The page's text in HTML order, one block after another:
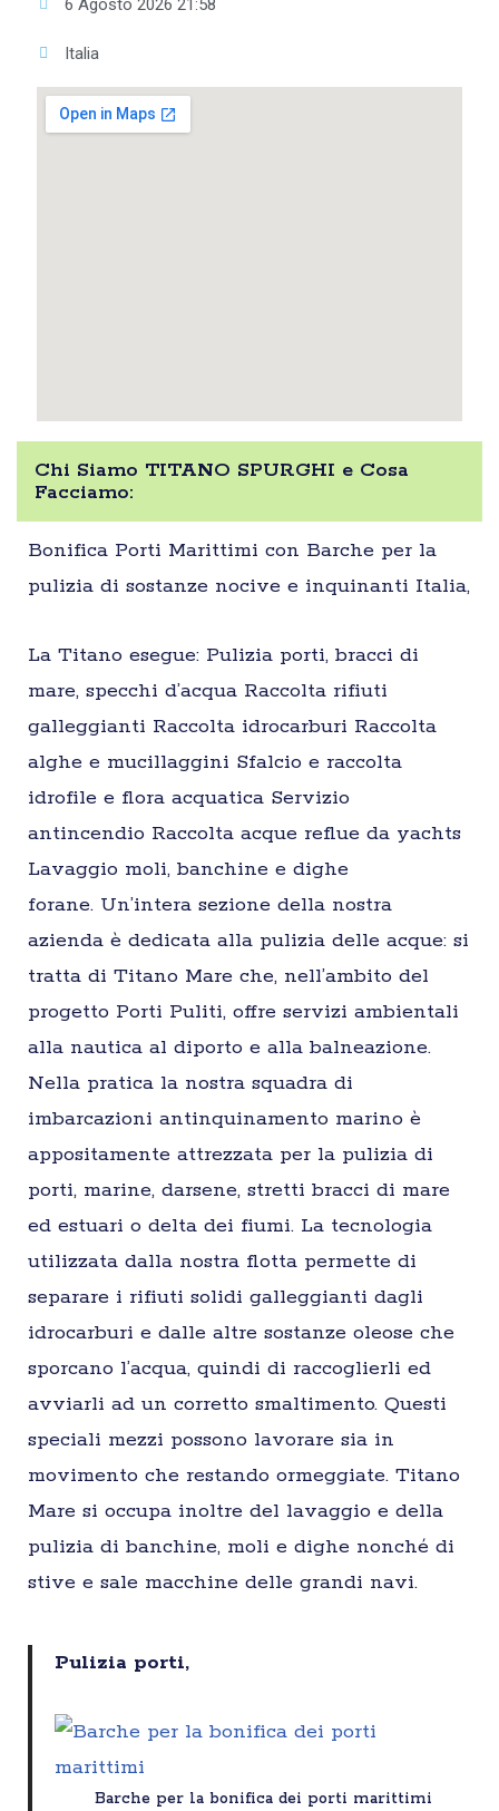
6 Agosto 2026 21:58
Italia
Chi Siamo TITANO SPURGHI e Cosa
Facciamo:
Bonifica Porti Marittimi con Barche per la
pulizia di sostanze nocive e inquinanti Italia,
La Titano esegue: Pulizia porti, bracci di
mare, specchi d’acqua Raccolta rifiuti
galleggianti Raccolta idrocarburi Raccolta
alghe e mucillaggini Sfalcio e raccolta
idrofile e flora acquatica Servizio
antincendio Raccolta acque reflue da yachts
Lavaggio moli, banchine e dighe
forane. Un’intera sezione della nostra
azienda è dedicata alla pulizia delle acque: si
tratta di Titano Mare che, nell’ambito del
progetto Porti Puliti, offre servizi ambientali
alla nautica al diporto e alla balneazione.
Nella pratica la nostra squadra di
imbarcazioni antinquinamento marino è
appositamente attrezzata per la pulizia di
porti, marine, darsene, stretti bracci di mare
ed estuari o delta dei fiumi. La tecnologia
utilizzata dalla nostra flotta permette di
separare i rifiuti solidi galleggianti dagli
idrocarburi e dalle altre sostanze oleose che
sporcano l’acqua, quindi di raccoglierli ed
avviarli ad un corretto smaltimento. Questi
speciali mezzi possono lavorare sia in
movimento che restando ormeggiate. Titano
Mare si occupa inoltre del lavaggio e della
pulizia di banchine, moli e dighe nonché di
stive e sale macchine delle grandi navi.
Pulizia porti,
Barche per la bonifica dei porti marittimi